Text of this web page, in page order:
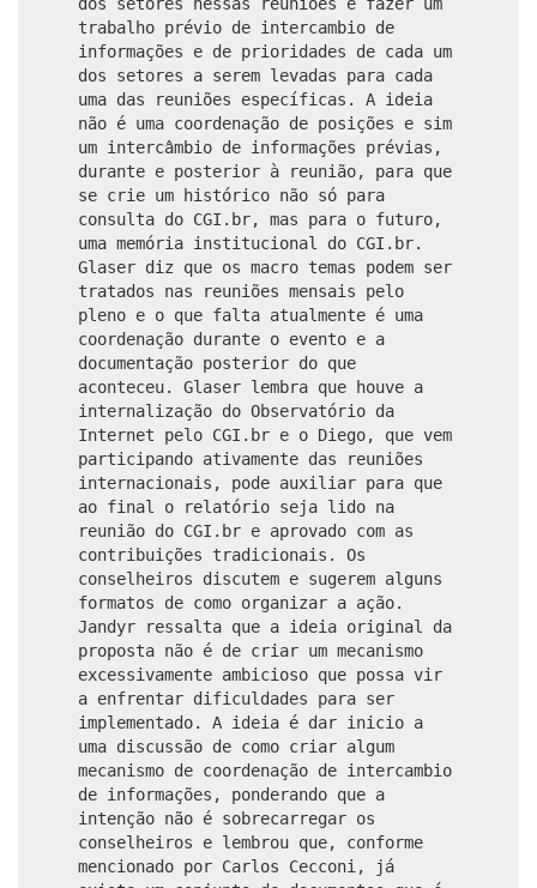
trabalho prévio de intercambio de
informações e de prioridades de cada um
dos setores a serem levadas para cada
uma das reuniões específicas. A ideia
não é uma coordenação de posições e sim
um intercâmbio de informações prévias,
durante e posterior à reunião, para que
se crie um histórico não só para
consulta do CGI.br, mas para o futuro,
uma memória institucional do CGI.br.
Glaser diz que os macro temas podem ser
tratados nas reuniões mensais pelo
pleno e o que falta atualmente é uma
coordenação durante o evento e a
documentação posterior do que
aconteceu. Glaser lembra que houve a
internalização do Observatório da
Internet pelo CGI.br e o Diego, que vem
participando ativamente das reuniões
internacionais, pode auxiliar para que
ao final o relatório seja lido na
reunião do CGI.br e aprovado com as
contribuições tradicionais. Os
conselheiros discutem e sugerem alguns
formatos de como organizar a ação.
Jandyr ressalta que a ideia original da
proposta não é de criar um mecanismo
excessivamente ambicioso que possa vir
a enfrentar dificuldades para ser
implementado. A ideia é dar inicio a
uma discussão de como criar algum
mecanismo de coordenação de intercambio
de informações, ponderando que a
intenção não é sobrecarregar os
conselheiros e lembrou que, conforme
mencionado por Carlos Cecconi, já